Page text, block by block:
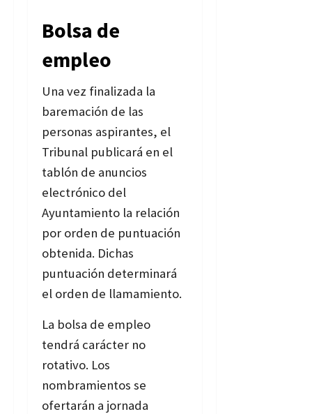
Bolsa de
empleo
Una vez finalizada la
baremación de las
personas aspirantes, el
Tribunal publicará en el
tablón de anuncios
electrónico del
Ayuntamiento la relación
por orden de puntuación
obtenida. Dichas
puntuación determinará
el orden de llamamiento.
La bolsa de empleo
tendrá carácter no
rotativo. Los
nombramientos se
ofertarán a jornada